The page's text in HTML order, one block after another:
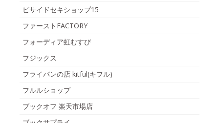
ビサイドセキショップ15
ファーストFACTORY
フォーディア虹むすび
フジックス
フライパンの店 kitful(キフル)
フルルショップ
ブックオフ 楽天市場店